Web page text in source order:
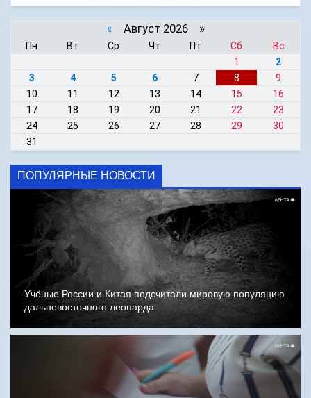
« Август 2026 »
Пн Вт Ср Чт Пт Сб
Вс
1
2
3
4 5 6 7 8
9
10
11 12 13 14 15
16
17
18 19 20 21 22
23
24
25 26 27 28 29
30
31
ПОПУЛЯРНЫЕ НОВОСТИ
Учёные России и Китая подсчитали мировую популяцию
дальневосточного леопарда